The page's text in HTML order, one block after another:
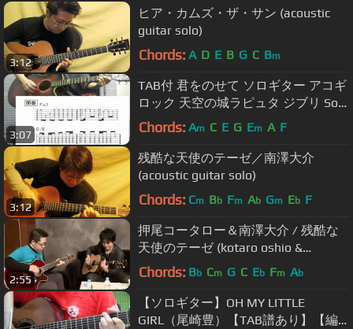
3:12
ヒア・カムズ・ザ・サン (acoustic
guitar solo)
Chords: A D E B G C Bm
3:07
TAB付 君をのせて ソロギター アコギ
ロック 天空の城ラピュタ ジブリ Solo
Guitar with TAB
Chords: Am C E G Em A F
3:12
残酷な天使のテーゼ／南澤大介
(acoustic guitar solo)
Chords: Cm Bb Fm Ab Gm Eb F
2:55
押尾コータロー＆南澤大介 / 残酷な
天使のテーゼ (kotaro oshio &
daisuke minamizawa / A Cruel
Chords: Bb Cm G C Eb Fm Ab
【ソロギター】OH MY LITTLE
GIRL（尾崎豊）【TAB譜あり】【編